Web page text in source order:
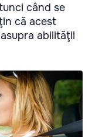
când se
că acest
abilităţii